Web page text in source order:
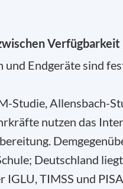
und Endgeräte sind
Studie, Allensbach-
nutzen das
Deutschland
IGLU, TIMSS und